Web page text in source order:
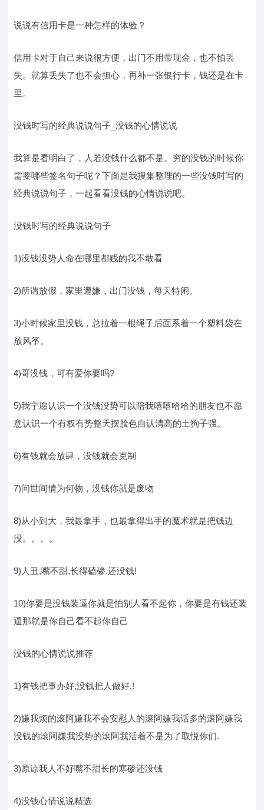
说说有信用卡是一种怎样的体验？
信用卡对于自己来说很方便，出门不用带现金，也不怕丢
失。就算丢失了也不会担心，再补一张银行卡，钱还是在卡
里。
没钱时写的经典说说句子_没钱的心情说说
我算是看明白了，人若没钱什么都不是。穷的没钱的时候你
需要哪些签名句子呢？下面是我搜集整理的一些没钱时写的
经典说说句子，一起看看没钱的心情说说吧。
没钱时写的经典说说句子
1)没钱没势人命在哪里都贱的我不敢看
2)所谓放假，家里遭嫌，出门没钱，每天特闲。
3)小时候家里没钱，总拉着一根绳子后面系着一个塑料袋在
放风筝。
4)哥没钱，可有爱你要吗?
5)我宁愿认识一个没钱没势可以陪我嘻嘻哈哈的朋友也不愿
意认识一个有权有势整天摆脸色自认清高的土狗子强。
6)有钱就会放肆，没钱就会克制
7)问世间情为何物，没钱你就是废物
8)从小到大，我最拿手，也最拿得出手的魔术就是把钱边
没。。。。
9)人丑,嘴不甜,长得磕碜,还没钱!
10)你要是没钱装逼你就是怕别人看不起你，你要是有钱还装
逼那就是你自己看不起你自己
没钱的心情说说推荐
1)有钱把事办好,没钱把人做好,!
2)嫌我烦的滚阿嫌我不会安慰人的滚阿嫌我话多的滚阿嫌我
没钱的滚阿嫌我没势的滚阿我活着不是为了取悦你们.
3)原谅我人不好嘴不甜长的寒碜还没钱
4)没钱心情说说精选